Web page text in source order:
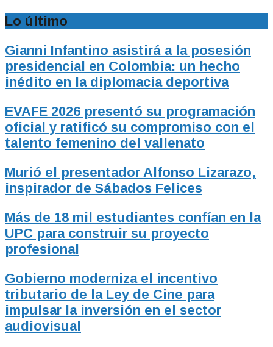
Lo último
Gianni Infantino asistirá a la posesión
presidencial en Colombia: un hecho
inédito en la diplomacia deportiva
EVAFE 2026 presentó su programación
oficial y ratificó su compromiso con el
talento femenino del vallenato
Murió el presentador Alfonso Lizarazo,
inspirador de Sábados Felices
Más de 18 mil estudiantes confían en la
UPC para construir su proyecto
profesional
Gobierno moderniza el incentivo
tributario de la Ley de Cine para
impulsar la inversión en el sector
audiovisual